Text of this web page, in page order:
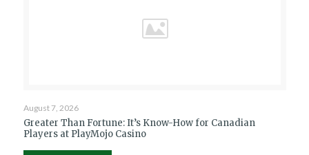
August 7, 2026
Greater Than Fortune: It’s Know-How for Canadian
Players at PlayMojo Casino